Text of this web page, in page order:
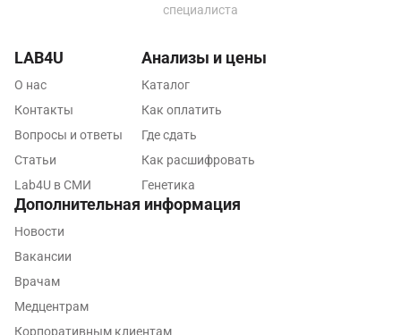
Нижневартовск
Нижнекамск
Новокузнецк
Новосибирск
Ногинск
Обнинск
Одинцово
Орел
специалиста
LAB4U
О нас
Контакты
Вопросы и ответы
Статьи
Lab4U в СМИ
Анализы и цены
Каталог
Как оплатить
Где сдать
Как расшифровать
Генетика
Дополнительная информация
Новости
Вакансии
Врачам
Медцентрам
Корпоративным клиентам